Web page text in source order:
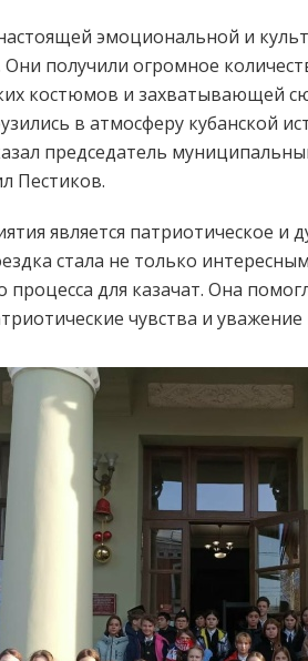
эмоциональной и
получили огромное
костюмов и захватывающей
в атмосферу кубанской
председатель
Пестиков.
является патриотическое и
стала не только
процесса для казачат. Она
чувства и уважение